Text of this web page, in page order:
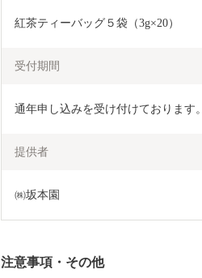
紅茶ティーバッグ５袋（3g×20）
受付期間
通年申し込みを受け付けております。
提供者
㈱坂本園
注意事項・その他